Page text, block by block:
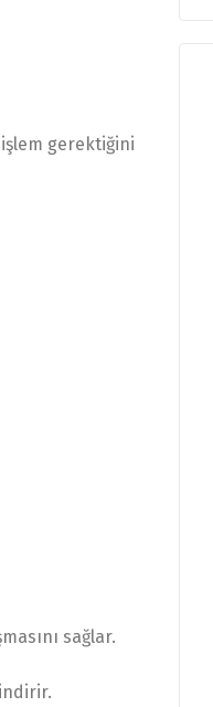
gerektiğini
sağlar.